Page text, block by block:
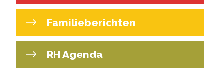
Familieberichten
RH Agenda